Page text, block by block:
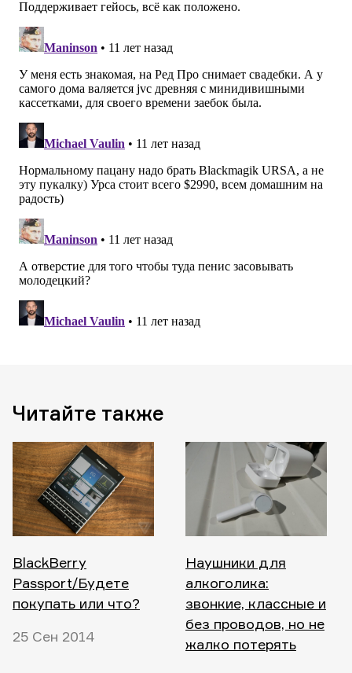
Читайте также
BlackBerry
Passport/Будете
покупать или что?
25 Сен 2014
Наушники для
алкоголика:
звонкие, классные и
без проводов, но не
жалко потерять